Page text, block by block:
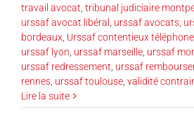
travail avocat, tribunal judiciaire
urssaf avocat libéral , urssaf avocats,
bordeaux, Urssaf contentieux téléphone
urssaf lyon, urssaf marseille, urssaf
urssaf redressement, urssaf
rennes, urssaf toulouse, validité
Lire la suite